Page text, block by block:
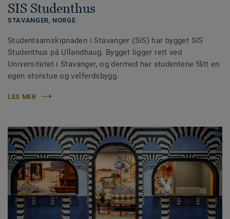
SIS Studenthus
STAVANGER, NORGE
Studentsamskipnaden i Stavanger (SiS) har bygget SIS
Studenthus på Ullandhaug. Bygget ligger rett ved
Universitetet i Stavanger, og dermed har studentene fått en
egen storstue og velferdsbygg.
LES MER